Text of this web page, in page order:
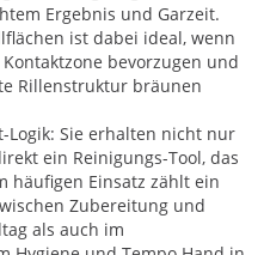
Ergebnis und Garzeit.
ist dabei ideal, wenn
bevorzugen und
Rillenstruktur bräunen
Logik: Sie erhalten nicht nur
ein Reinigungs-Tool, das
häufigen Einsatz zählt ein
Zubereitung und
als auch im